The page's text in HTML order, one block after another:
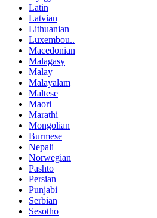
Latin
Latvian
Lithuanian
Luxembou..
Macedonian
Malagasy
Malay
Malayalam
Maltese
Maori
Marathi
Mongolian
Burmese
Nepali
Norwegian
Pashto
Persian
Punjabi
Serbian
Sesotho